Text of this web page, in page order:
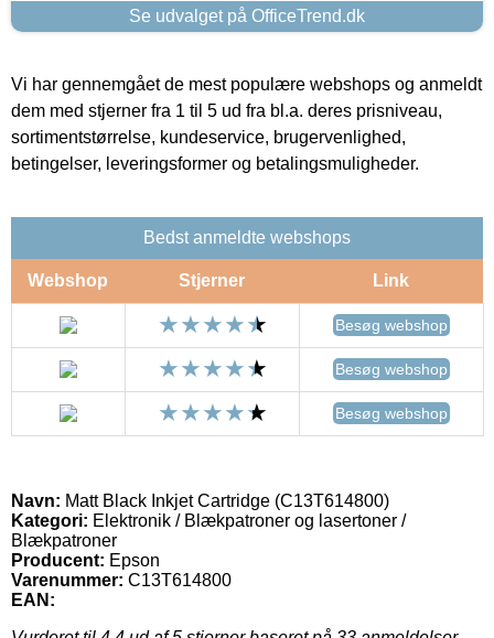
Se udvalget på OfficeTrend.dk
Vi har gennemgået de mest populære webshops og anmeldt
dem med stjerner fra 1 til 5 ud fra bl.a. deres prisniveau,
sortimentstørrelse, kundeservice, brugervenlighed,
betingelser, leveringsformer og betalingsmuligheder.
Bedst anmeldte webshops
Webshop Stjerner Link
Besøg webshop
Besøg webshop
Besøg webshop
Navn: Matt Black Inkjet Cartridge (C13T614800)
Kategori: Elektronik / Blækpatroner og lasertoner /
Blækpatroner
Producent: Epson
Varenummer: C13T614800
EAN: